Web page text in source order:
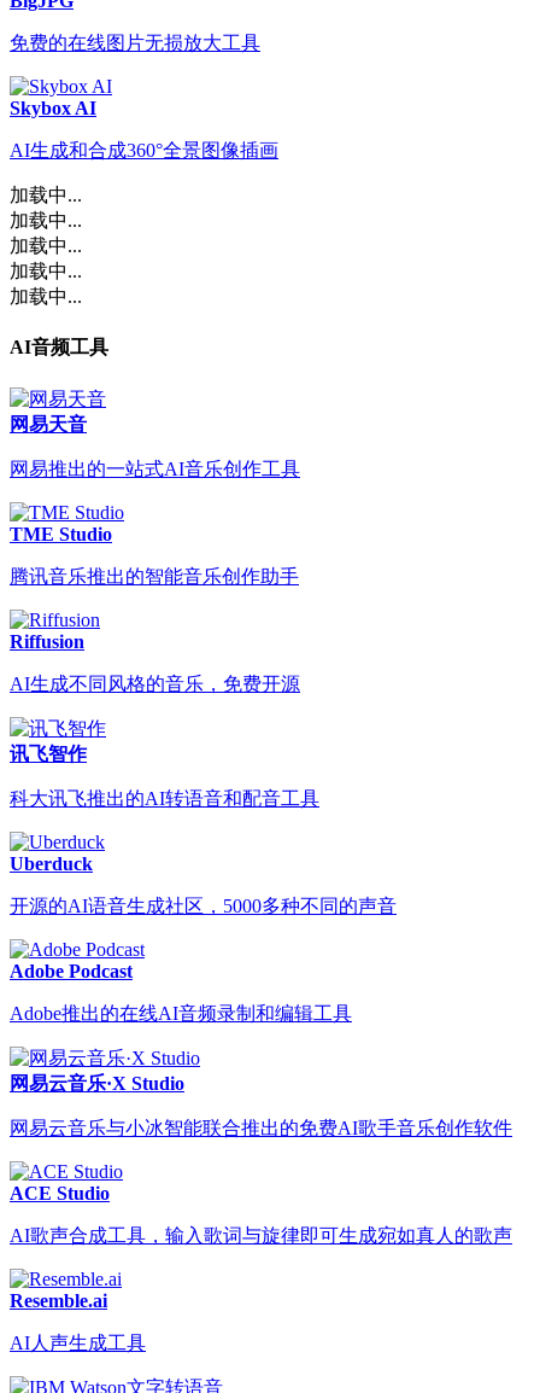
免费的在线图片无损放大工具
Skybox AI
AI生成和合成360°全景图像插画
加载中...
加载中...
加载中...
加载中...
加载中...
AI音频工具
网易天音
网易推出的一站式AI音乐创作工具
TME Studio
腾讯音乐推出的智能音乐创作助手
Riffusion
AI生成不同风格的音乐，免费开源
讯飞智作
科大讯飞推出的AI转语音和配音工具
Uberduck
开源的AI语音生成社区，5000多种不同的声音
Adobe Podcast
Adobe推出的在线AI音频录制和编辑工具
网易云音乐·X Studio
网易云音乐与小冰智能联合推出的免费AI歌手音乐创作软件
ACE Studio
AI歌声合成工具，输入歌词与旋律即可生成宛如真人的歌声
Resemble.ai
AI人声生成工具